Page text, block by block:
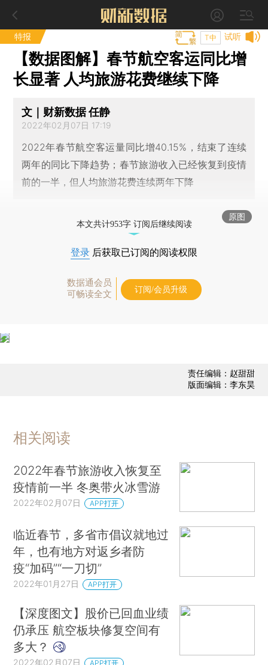
特报 试听
T中
【数据图解】春节航空客运同比增
长显著 人均旅游花费继续下降
文｜财新数据 任静
2022年02月07日 17:19
2022年春节航空客运量同比增40.15%，结束了连续
两年的同比下降趋势；春节旅游收入已经恢复到疫情
前的一半，但人均旅游花费连续两年下降
原图
本文共计953字 订阅后继续阅读
登录 后获取已订阅的阅读权限
数据通会员
可畅读全文
订阅/会员升级
责任编辑：赵甜甜
版面编辑：李东昊
相关阅读
2022年春节旅游收入恢复至
疫情前一半 冬奥带火冰雪游
2022年02月07日 APP打开
临近春节，多省市倡议就地过
年，也有地方对返乡者防
疫“加码”“一刀切”
2022年01月27日 APP打开
【深度图文】股价已回血业绩
仍承压 航空板块修复空间有
多大？
2022年02月07日 APP打开